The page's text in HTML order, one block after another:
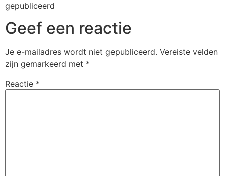
gepubliceerd
Geef een reactie
Je e-mailadres wordt niet gepubliceerd. Vereiste velden
zijn gemarkeerd met *
Reactie *